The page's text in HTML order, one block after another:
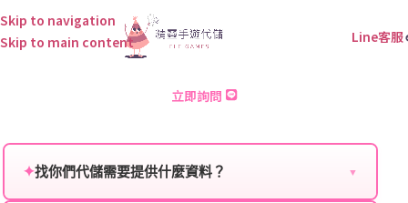
Skip to navigation
Skip to main content
Line客服
不滅之燼 儲值
立即詢問
✦找你們代儲需要提供什麼資料？ ▼